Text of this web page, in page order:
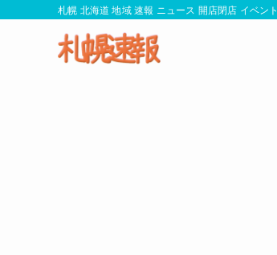
札幌 北海道 地域 速報 ニュース 開店閉店 イベント